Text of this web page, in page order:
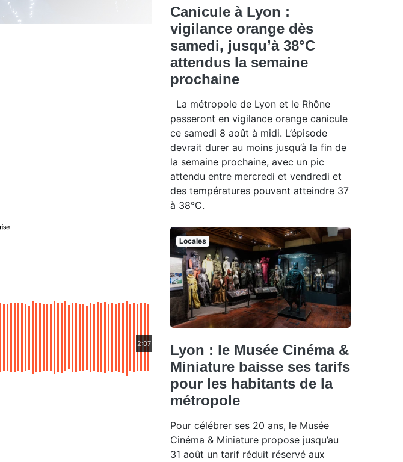
2:07
Canicule à Lyon :
vigilance orange dès
samedi, jusqu’à 38°C
attendus la semaine
prochaine
La métropole de Lyon et le Rhône
passeront en vigilance orange canicule
ce samedi 8 août à midi. L’épisode
devrait durer au moins jusqu’à la fin de
la semaine prochaine, avec un pic
attendu entre mercredi et vendredi et
des températures pouvant atteindre 37
à 38°C.
Locales
Lyon : le Musée Cinéma &
Miniature baisse ses tarifs
pour les habitants de la
métropole
Pour célébrer ses 20 ans, le Musée
Cinéma & Miniature propose jusqu’au
31 août un tarif réduit réservé aux